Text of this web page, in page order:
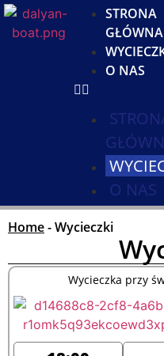
STRONA
GŁÓWNA
O NAS
O NAS
Home-Wycieczki
Wycieczka przy